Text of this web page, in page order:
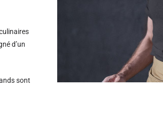
d’un
sont